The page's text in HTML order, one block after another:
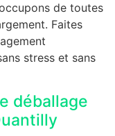
de toutes
Faites
stress et sans
déballage